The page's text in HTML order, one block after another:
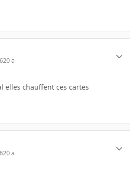
20 a
elles chauffent ces cartes
20 a